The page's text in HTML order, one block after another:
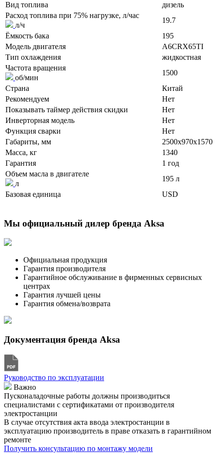
Вид топлива
дизель
Расход топлива при 75% нагрузке, л/час
л/ч
19.7
Ёмкость бака
195
Модель двигателя
A6CRX65TI
Тип охлаждения
жидкостная
Частота вращения
об/мин
1500
Страна
Китай
Рекомендуем
Нет
Показывать таймер действия скидки
Нет
Инверторная модель
Нет
Функция сварки
Нет
Габариты, мм
2500x970x1570
Масса, кг
1340
Гарантия
1 год
Объем масла в двигателе
л
195 л
Базовая единица
USD
Мы официальный дилер бренда Aksa
Официальная продукция
Гарантия производителя
Гарантийное обслуживание в фирменных сервисных
центрах
Гарантия лучшей цены
Гарантия обмена/возврата
Документация бренда Aksa
Руководство по эксплуатации
Важно
Пусконаладочные работы должны производиться
специалистами с сертификатами от производителя
электростанции
В случае отсутствия акта ввода электростанции в
эксплуатацию производитель в праве отказать в гарантийном
ремонте
Получить консультацию по монтажу модели